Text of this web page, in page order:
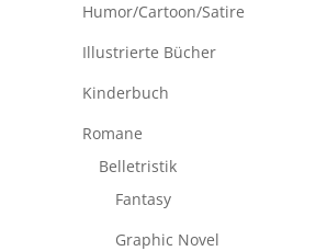
Humor/Cartoon/Satire
Illustrierte Bücher
Kinderbuch
Romane
Belletristik
Fantasy
Graphic Novel